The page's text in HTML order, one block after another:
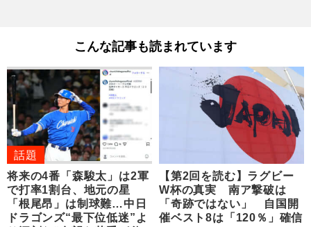
こんな記事も読まれています
話題
将来の4番「森駿太」は2軍
で打率1割台、地元の星
「根尾昂」は制球難…中日
ドラゴンズ“最下位低迷”よ
【第2回を読む】ラグビー
W杯の真実 南ア撃破は
「奇跡ではない」 自国開
催ベスト8は「120％」確信